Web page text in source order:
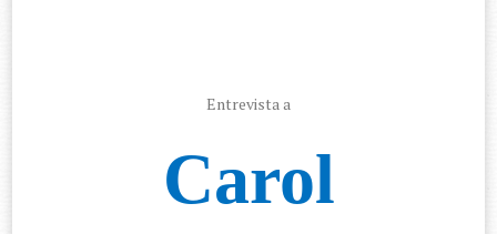
Entrevista a
Carol